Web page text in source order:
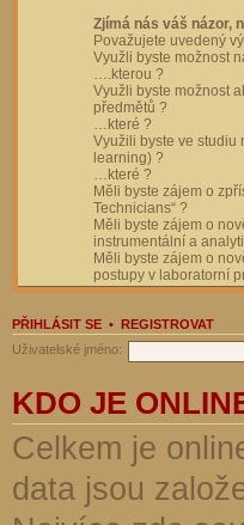
Zjímá nás váš názor,
Považujete uvedený
Využli byste možnost
….kterou ?
Využli byste možnost
předmětů ?
…které ?
Využili byste ve studiu
learning) ?
…které ?
Měli byste zájem o
Technicians“ ?
Měli byste zájem o
instrumentální a
Měli byste zájem o
postupy v laboratorní
PŘIHLÁSIT SE • REGISTROVAT
Uživatelské jméno:
KDO JE
Celkem je
data jsou